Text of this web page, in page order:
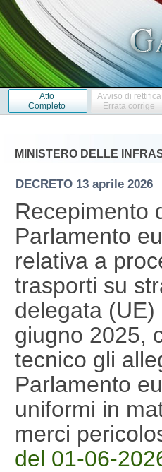
Atto
Completo
Avviso di rettifica
Errata corrige
MINISTERO DELLE
DECRETO 13 aprile 2026
Recepimento
Parlamento
relativa a
trasporti su
delegata
giugno 2025,
tecnico gli
Parlamento
uniformi in
merci
del 01-06-